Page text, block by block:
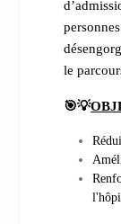
le
🎯💡